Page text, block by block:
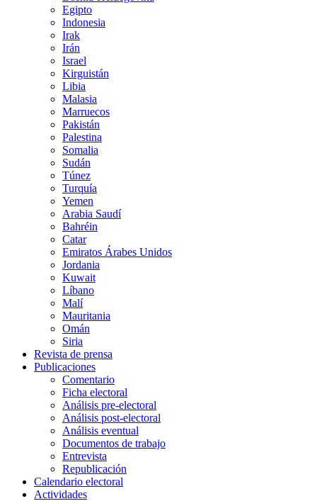
Egipto
Indonesia
Irak
Irán
Israel
Kirguistán
Libia
Malasia
Marruecos
Pakistán
Palestina
Somalia
Sudán
Túnez
Turquía
Yemen
Arabia Saudí
Bahréin
Catar
Emiratos Árabes Unidos
Jordania
Kuwait
Líbano
Malí
Mauritania
Omán
Siria
Revista de prensa
Publicaciones
Comentario
Ficha electoral
Análisis pre-electoral
Análisis post-electoral
Análisis eventual
Documentos de trabajo
Entrevista
Republicación
Calendario electoral
Actividades